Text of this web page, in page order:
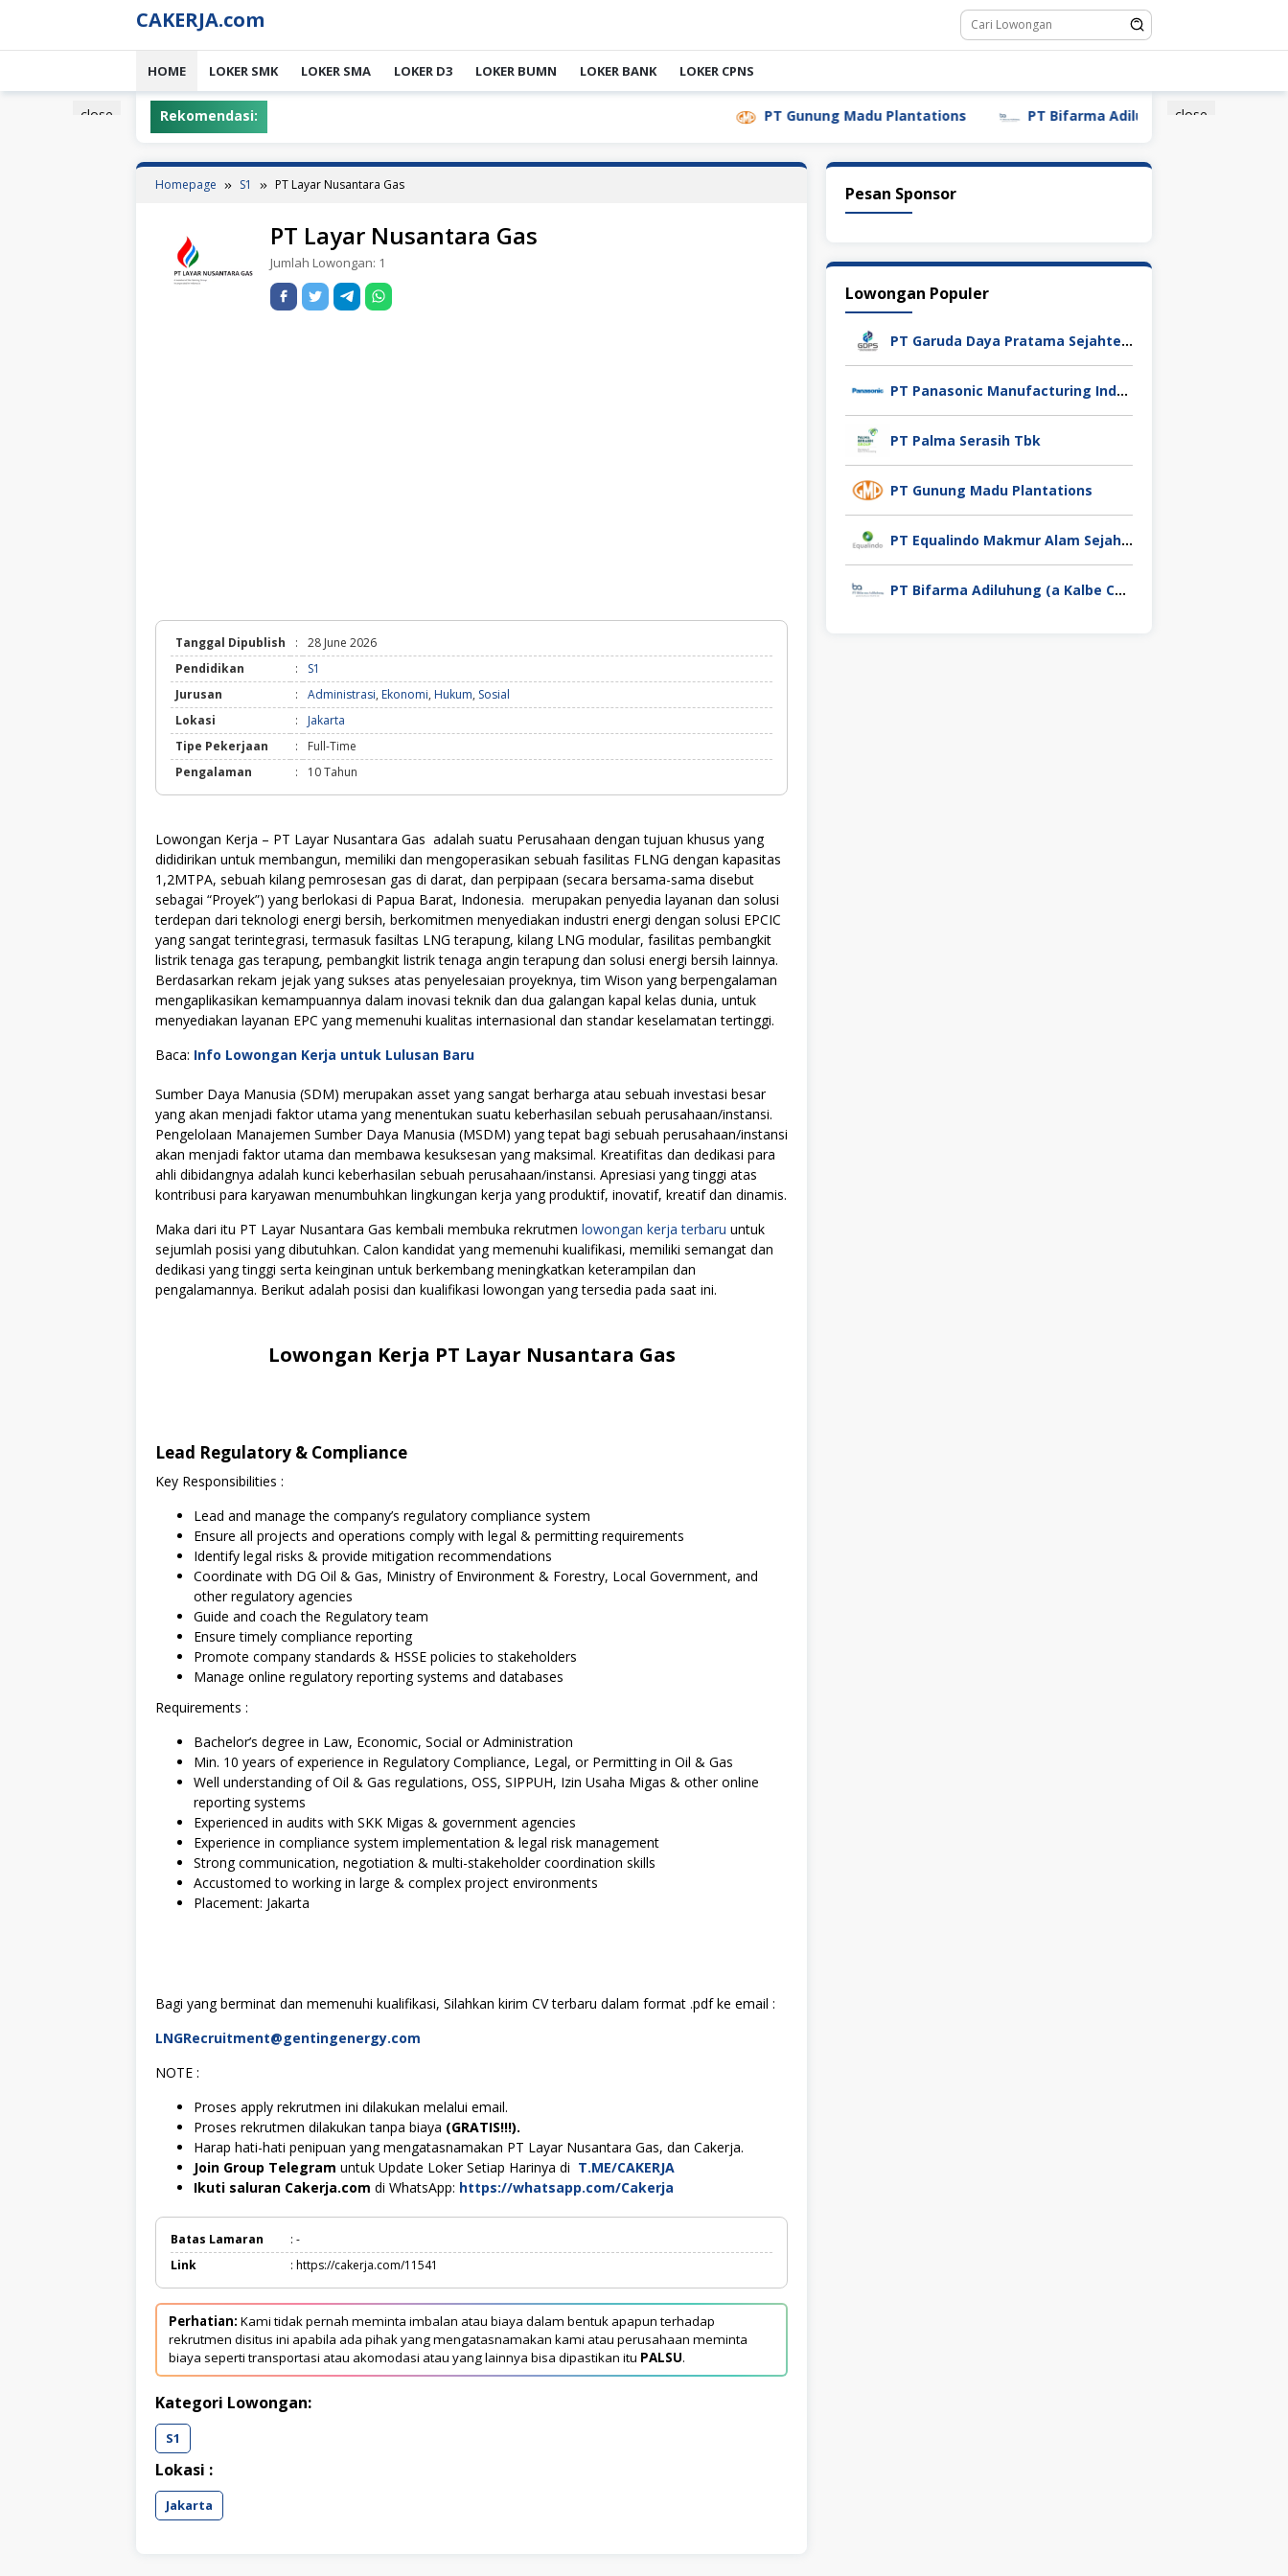
content
CAKERJA.com
HOME LOKER SMK LOKER SMA LOKER D3 LOKER BUMN LOKER BANK LOKER CPNS
close close
Rekomendasi: PT Gunung Madu Plantations PT Bifarma Adiluhung (a Kalbe Company)
Homepage S1 PT Layar Nusantara Gas
PT Layar Nusantara Gas
Jumlah Lowongan: 1
Tanggal Dipublish :
28 June 2026
Pendidikan
:
S1
Jurusan
: Administrasi, Ekonomi, Hukum, Sosial
Lokasi
:
Jakarta
Tipe Pekerjaan
:
Full-Time
Pengalaman
: 10 Tahun
Lowongan Kerja – PT Layar Nusantara Gas adalah suatu Perusahaan dengan tujuan khusus yang
dididirikan untuk membangun, memiliki dan mengoperasikan sebuah fasilitas FLNG dengan kapasitas
1,2MTPA, sebuah kilang pemrosesan gas di darat, dan perpipaan (secara bersama-sama disebut
sebagai “Proyek”) yang berlokasi di Papua Barat, Indonesia. merupakan penyedia layanan dan solusi
terdepan dari teknologi energi bersih, berkomitmen menyediakan industri energi dengan solusi EPCIC
yang sangat terintegrasi, termasuk fasiltas LNG terapung, kilang LNG modular, fasilitas pembangkit
listrik tenaga gas terapung, pembangkit listrik tenaga angin terapung dan solusi energi bersih lainnya.
Berdasarkan rekam jejak yang sukses atas penyelesaian proyeknya, tim Wison yang berpengalaman
mengaplikasikan kemampuannya dalam inovasi teknik dan dua galangan kapal kelas dunia, untuk
menyediakan layanan EPC yang memenuhi kualitas internasional dan standar keselamatan tertinggi.
Baca: Info Lowongan Kerja untuk Lulusan Baru
Sumber Daya Manusia (SDM) merupakan asset yang sangat berharga atau sebuah investasi besar
yang akan menjadi faktor utama yang menentukan suatu keberhasilan sebuah perusahaan/instansi.
Pengelolaan Manajemen Sumber Daya Manusia (MSDM) yang tepat bagi sebuah perusahaan/instansi
akan menjadi faktor utama dan membawa kesuksesan yang maksimal. Kreatifitas dan dedikasi para
ahli dibidangnya adalah kunci keberhasilan sebuah perusahaan/instansi. Apresiasi yang tinggi atas
kontribusi para karyawan menumbuhkan lingkungan kerja yang produktif, inovatif, kreatif dan dinamis.
Maka dari itu PT Layar Nusantara Gas kembali membuka rekrutmen lowongan kerja terbaru untuk
sejumlah posisi yang dibutuhkan. Calon kandidat yang memenuhi kualifikasi, memiliki semangat dan
dedikasi yang tinggi serta keinginan untuk berkembang meningkatkan keterampilan dan
pengalamannya. Berikut adalah posisi dan kualifikasi lowongan yang tersedia pada saat ini.
Lowongan Kerja PT Layar Nusantara Gas
Lead Regulatory & Compliance
Key Responsibilities :
Lead and manage the company’s regulatory compliance system
Ensure all projects and operations comply with legal & permitting requirements
Identify legal risks & provide mitigation recommendations
Coordinate with DG Oil & Gas, Ministry of Environment & Forestry, Local Government, and
other regulatory agencies
Guide and coach the Regulatory team
Ensure timely compliance reporting
Promote company standards & HSSE policies to stakeholders
Manage online regulatory reporting systems and databases
Requirements :
Bachelor’s degree in Law, Economic, Social or Administration
Min. 10 years of experience in Regulatory Compliance, Legal, or Permitting in Oil & Gas
Well understanding of Oil & Gas regulations, OSS, SIPPUH, Izin Usaha Migas & other online
reporting systems
Experienced in audits with SKK Migas & government agencies
Experience in compliance system implementation & legal risk management
Strong communication, negotiation & multi-stakeholder coordination skills
Accustomed to working in large & complex project environments
Placement: Jakarta
Bagi yang berminat dan memenuhi kualifikasi, Silahkan kirim CV terbaru dalam format .pdf ke email :
LNGRecruitment@gentingenergy.com
NOTE :
Proses apply rekrutmen ini dilakukan melalui email.
Proses rekrutmen dilakukan tanpa biaya (GRATIS!!!).
Harap hati-hati penipuan yang mengatasnamakan PT Layar Nusantara Gas, dan Cakerja.
Join Group Telegram untuk Update Loker Setiap Harinya di T.ME/CAKERJA
Ikuti saluran Cakerja.com di WhatsApp: https://whatsapp.com/Cakerja
Batas Lamaran
: -
Link
: https://cakerja.com/11541
Perhatian: Kami tidak pernah meminta imbalan atau biaya dalam bentuk apapun terhadap
rekrutmen disitus ini apabila ada pihak yang mengatasnamakan kami atau perusahaan meminta
biaya seperti transportasi atau akomodasi atau yang lainnya bisa dipastikan itu PALSU.
Kategori Lowongan:
S1
Lokasi :
Jakarta
Pesan Sponsor
Lowongan Populer
PT Garuda Daya Pratama Sejahtera
PT Panasonic Manufacturing Indonesia
PT Palma Serasih Tbk
PT Gunung Madu Plantations
PT Equalindo Makmur Alam Sejahtera (Equalindo Group)
PT Bifarma Adiluhung (a Kalbe Company)